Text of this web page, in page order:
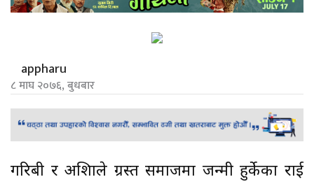
appharu
८ माघ २०७६, बुधबार
गरिबी र अशिक्षाले ग्रस्त समाजमा जन्मी हुर्केका राई